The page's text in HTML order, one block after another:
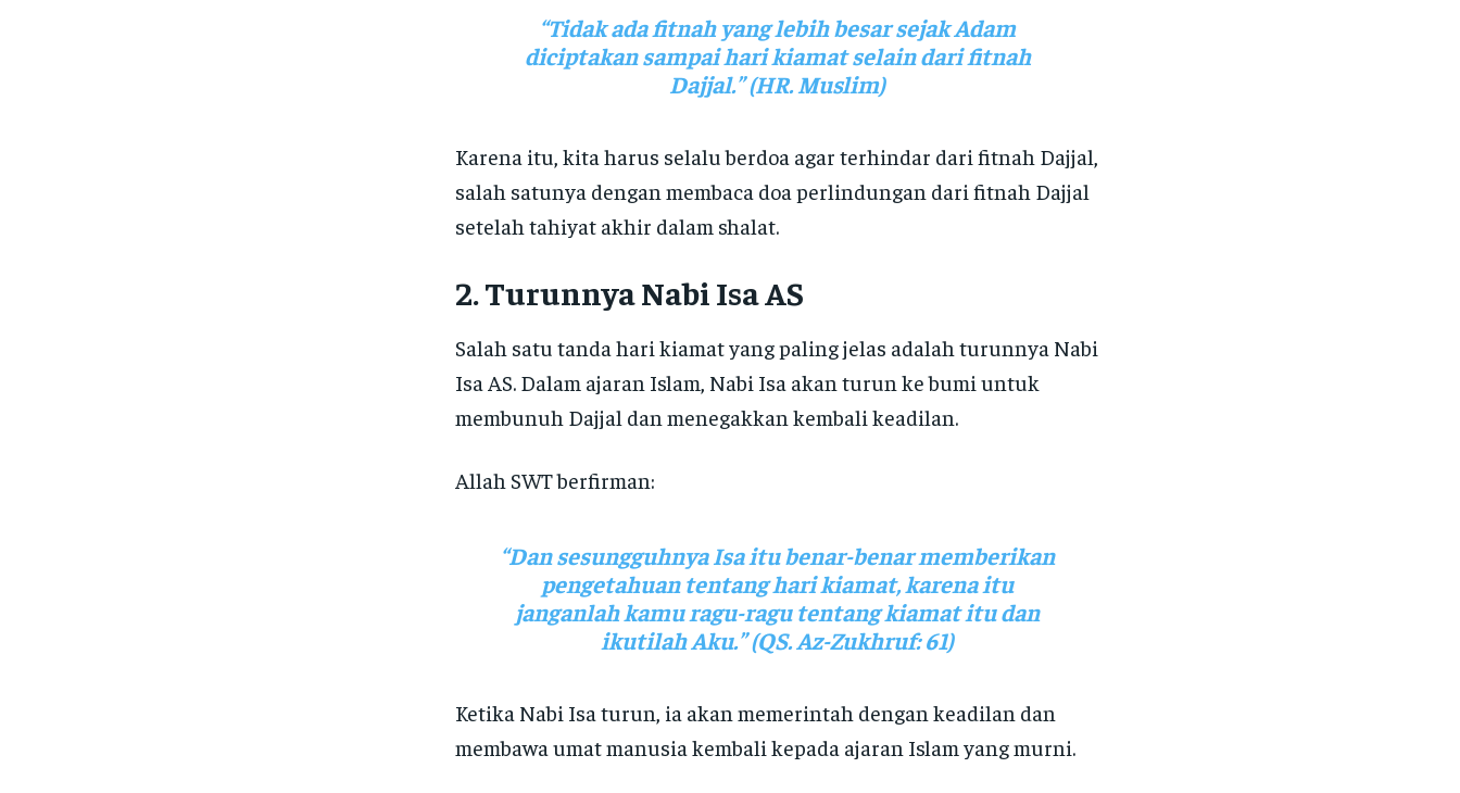
“Tidak ada fitnah yang lebih besar sejak Adam
diciptakan sampai hari kiamat selain dari fitnah
Dajjal.”(HR. Muslim)
Karena itu, kita harus selalu berdoa agar terhindar dari fitnah Dajjal,
salah satunya dengan membaca doa perlindungan dari fitnah Dajjal
setelah tahiyat akhir dalam shalat.
2. Turunnya Nabi Isa AS
Salah satu tanda hari kiamat yang paling jelas adalah turunnya Nabi
Isa AS. Dalam ajaran Islam, Nabi Isa akan turun ke bumi untuk
membunuh Dajjal dan menegakkan kembali keadilan.
Allah SWT berfirman:
“Dan sesungguhnya Isa itu benar-benar memberikan
pengetahuan tentang hari kiamat, karena itu
janganlah kamu ragu-ragu tentang kiamat itu dan
ikutilah Aku.”(QS. Az-Zukhruf: 61)
Ketika Nabi Isa turun, ia akan memerintah dengan keadilan dan
membawa umat manusia kembali kepada ajaran Islam yang murni.